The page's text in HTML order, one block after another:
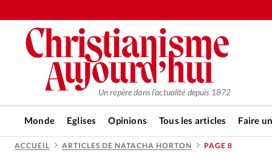
Un repère dans l'actualité depuis 1872
Monde Eglises Opinions Tous les articles Faire
ACCUEIL ARTICLES DE NATACHA HORTON PAGE 8